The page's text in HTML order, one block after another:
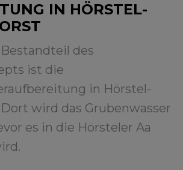
IN HÖRSTEL-
des
ist die
in Hörstel-
wird das Grubenwasser
es in die Hörsteler Aa